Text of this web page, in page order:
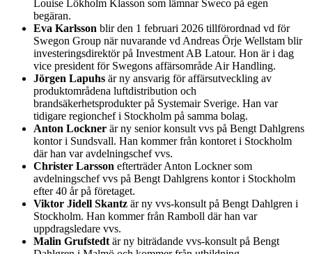
Louise Lökholm Klasson som lämnar Sweco på egen
begäran.
Eva Karlsson blir den 1 februari 2026 tillförordnad vd för
Swegon Group när nuvarande vd Andreas Örje Wellstam blir
investeringsdirektör på Investment AB Latour. Hon är i dag
vice president för Swegons affärsområde Air Handling.
Jörgen Lapuhs är ny ansvarig för affärsutveckling av
produktområdena luftdistribution och
brandsäkerhetsprodukter på Systemair Sverige. Han var
tidigare regionchef i Stockholm på samma bolag.
Anton Lockner är ny senior konsult vvs på Bengt Dahlgrens
kontor i Sundsvall. Han kommer från kontoret i Stockholm
där han var avdelningschef vvs.
Christer Larsson efterträder Anton Lockner som
avdelningschef vvs på Bengt Dahlgrens kontor i Stockholm
efter 40 år på företaget.
Viktor Jidell Skantz är ny vvs-konsult på Bengt Dahlgren i
Stockholm. Han kommer från Ramboll där han var
uppdragsledare vvs.
Malin Grufstedt är ny biträdande vvs-konsult på Bengt